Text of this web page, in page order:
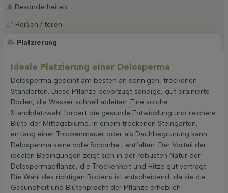
Platzierung
Besonderheiten
Reißen / teilen
Ideale Platzierung einer Delosperma
Delosperma gedeiht am besten an sonnigen, trockenen
Standorten. Diese Pflanze bevorzugt sandige, gut drainierte
Böden, die Wasser schnell ableiten. Eine solche
Standplatzwahl fördert die gesunde Entwicklung und reichere
Blüte der Mittagsblume. In einem trockenen Steingarten,
entlang einer Trockenmauer oder als Dachbegrünung kann
Delosperma seine volle Schönheit entfalten. Der Vorteil der
idealen Bedingungen zeigt sich in der robusten Natur der
Delospermapflanze, die Trockenheit und Hitze gut verträgt.
Die Wahl des richtigen Bodens ist entscheidend, da sie die
Gesundheit und Blütenpracht der Pflanze erheblich